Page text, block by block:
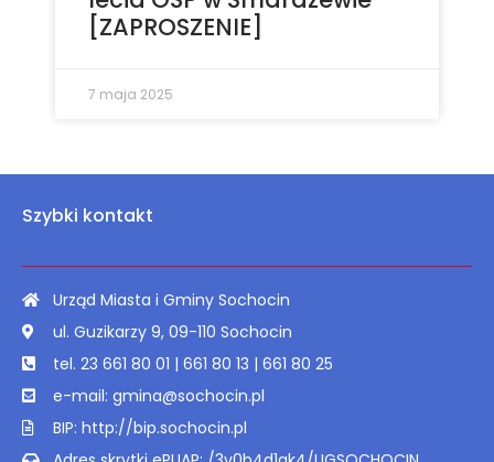
[ZAPROSZENIE]
7 maja 2025
Szybki kontakt
Urząd Miasta i Gminy Sochocin
ul. Guzikarzy 9, 09-110 Sochocin
tel. 23 661 80 01 | 661 80 13 | 661 80 25
e-mail: gmina@sochocin.pl
BIP: http://bip.sochocin.pl